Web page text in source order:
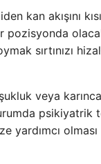
kan akışını
pozisyonda
sırtınızı
veya
yardımcı